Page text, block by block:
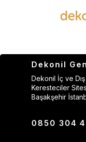
Dekonil
Dekonil İç ve
Keresteciler
Başakşehir
0850 304